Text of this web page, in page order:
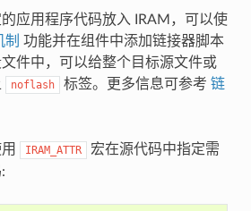
应用程序代码放入 IRAM，可以使
功能并在组件中添加链接器脚本
件中，可以给整个目标源文件或
noflash 标签。更多信息可参考 链
IRAM_ATTR
宏在源代码中指定需